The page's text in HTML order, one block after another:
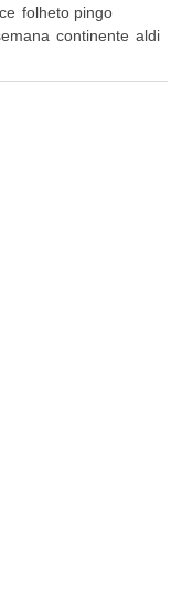
folheto pingo
continente aldi